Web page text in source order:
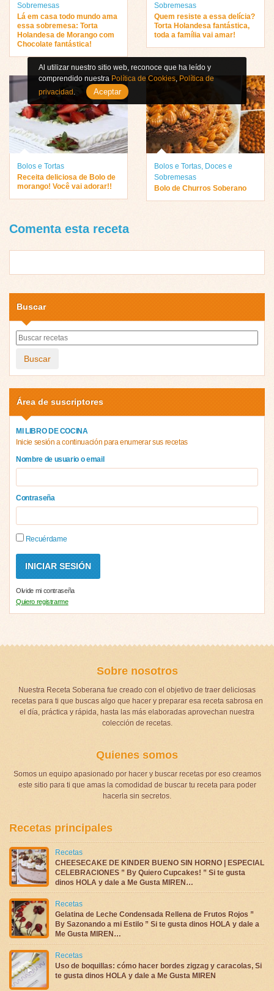
Sobremesas
Lá em casa todo mundo ama
essa sobremesa: Torta
Holandesa de Morango com
Chocolate fantástica!
Sobremesas
Quem resiste a essa delícia?
Torta Holandesa fantástica,
toda a família vai amar!
Bolos e Tortas
Receita deliciosa de Bolo de
morango! Você vai adorar!!
Bolos e Tortas, Doces e
Sobremesas
Bolo de Churros Soberano
Comenta esta receta
Buscar
Buscar
Área de suscriptores
MI LIBRO DE COCINA
Inicie sesión a continuación para enumerar sus recetas
Nombre de usuario o email
Contraseña
Recuérdame
Olvide mi contraseña
Quiero registrarme
Sobre nosotros
Nuestra Receta Soberana fue creado con el objetivo de traer deliciosas
recetas para ti que buscas algo que hacer y preparar esa receta sabrosa en
el día, práctica y rápida, hasta las más elaboradas aprovechan nuestra
colección de recetas.
Quienes somos
Somos un equipo apasionado por hacer y buscar recetas por eso creamos
este sitio para ti que amas la comodidad de buscar tu receta para poder
hacerla sin secretos.
Recetas principales
Recetas
CHEESECAKE DE KINDER BUENO SIN HORNO | ESPECIAL
CELEBRACIONES ” By Quiero Cupcakes! ” Si te gusta
dinos HOLA y dale a Me Gusta MIREN…
Recetas
Gelatina de Leche Condensada Rellena de Frutos Rojos ”
By Sazonando a mi Estilo ” Si te gusta dinos HOLA y dale a
Me Gusta MIREN…
Recetas
Uso de boquillas: cómo hacer bordes zigzag y caracolas, Si
te gusta dinos HOLA y dale a Me Gusta MIREN
Al utilizar nuestro sitio web, reconoce que ha leído y
comprendido nuestra Política de Cookies, Política de
privacidad . Aceptar